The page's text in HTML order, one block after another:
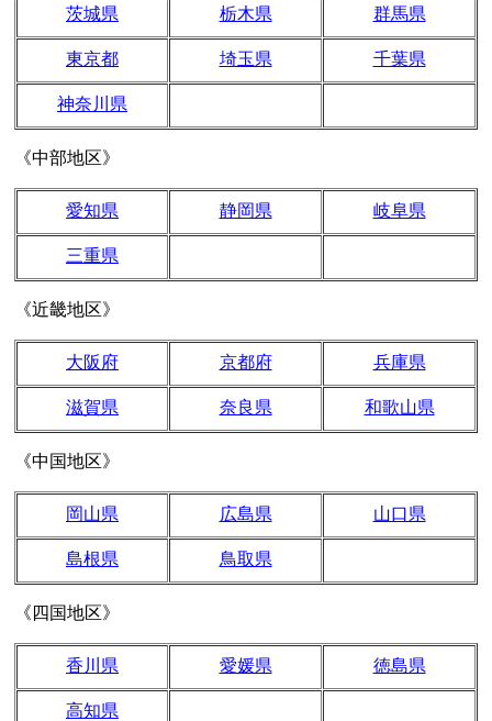
茨城県 栃木県 群馬県
東京都 埼玉県 千葉県
神奈川県
《中部地区》
愛知県 静岡県 岐阜県
三重県
《近畿地区》
大阪府 京都府 兵庫県
滋賀県 奈良県 和歌山県
《中国地区》
岡山県 広島県 山口県
島根県 鳥取県
《四国地区》
香川県 愛媛県 徳島県
高知県